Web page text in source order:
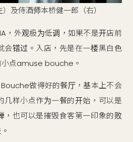
及侍酒师本桥健一郎（右）
，外观极为低调，如果不是开店前
会错过。入店，先是在一楼黑白色
小点amuse bouche。
做得好的餐厅，基本上不会
几样小点作为一餐的开始，可以是
，也可以是摧毁食客第一印象的败